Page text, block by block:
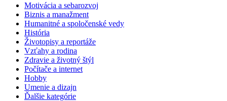
Motivácia a sebarozvoj
Biznis a manažment
Humanitné a spoločenské vedy
História
Životopisy a reportáže
Vzťahy a rodina
Zdravie a životný štýl
Počítače a internet
Hobby
Umenie a dizajn
Ďalšie kategórie